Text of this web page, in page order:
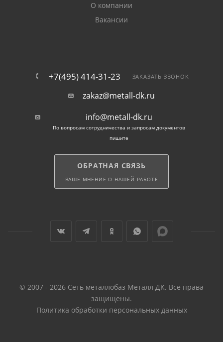
О компании
Вакансии
+7(495) 414-31-23 ЗАКАЗАТЬ ЗВОНОК
zakaz@metall-dk.ru
info@metall-dk.ru
По вопросам сотрудничества и запросам документов
пишите
ОБРАТНАЯ СВЯЗЬ
ВАШЕ МНЕНИЕ О НАШЕЙ РАБОТЕ
© 2007 - 2026 Сеть металлобаз Металл ДК. Все права
защищены.
Политика обработки персональных данных